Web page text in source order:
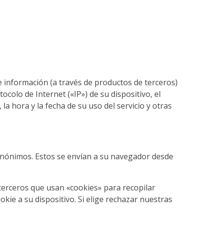
(a través de productos de terceros)
de Internet («IP») de su dispositivo, el
hora y la fecha de su uso del servicio y otras
Estos se envían a su navegador desde
que usan «cookies» para recopilar
a su dispositivo. Si elige rechazar nuestras